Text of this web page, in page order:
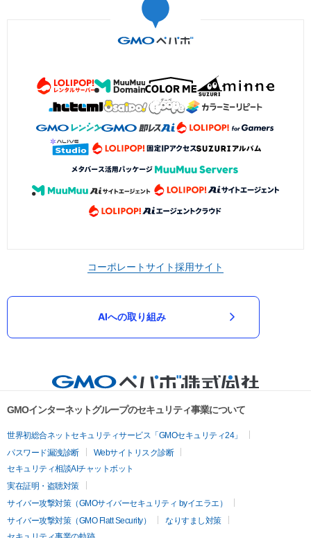
コーポレートサイト採用サイト
AIへの取り組み
GMOインターネットグループのセキュリティ事業について
世界初総合ネットセキュリティサービス「GMOセキュリティ24」
パスワード漏洩診断
Webサイトリスク診断
セキュリティ相談AIチャットボット
実在証明・盗聴対策
サイバー攻撃対策（GMOサイバーセキュリティ byイエラエ）
サイバー攻撃対策（GMO Flatt Security）
なりすまし対策